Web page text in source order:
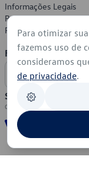
Informações Legais
Política de Privacidade
Política de Cookies
Formas de
Segurança
Para otimizar
fazemos uso de
consideramos
de privacidade.